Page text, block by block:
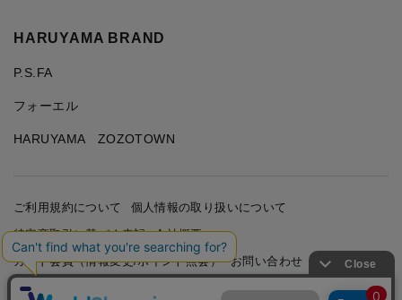
HARUYAMA BRAND
P.S.FA
フォーエル
HARUYAMA ZOZOTOWN
ご利用規約について
個人情報の取り扱いについて
特定商取引に基づく表記
会社概要
カード会員（情報変更/ポイント照会）
お問い合わせ